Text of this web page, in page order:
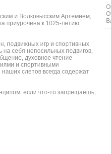
и Волковысским Артемием,
приурочена к 1025-летию
подвижных игр и спортивных
себя непосильных подвигов,
духовное чтение
и спортивными
слетов всегда содержат
если что-то запрещаешь,